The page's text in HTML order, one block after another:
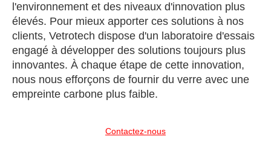
l'environnement et des niveaux d'innovation plus
élevés. Pour mieux apporter ces solutions à nos
clients, Vetrotech dispose d'un laboratoire d'essais
engagé à développer des solutions toujours plus
innovantes. À chaque étape de cette innovation,
nous nous efforçons de fournir du verre avec une
empreinte carbone plus faible.
Contactez-nous